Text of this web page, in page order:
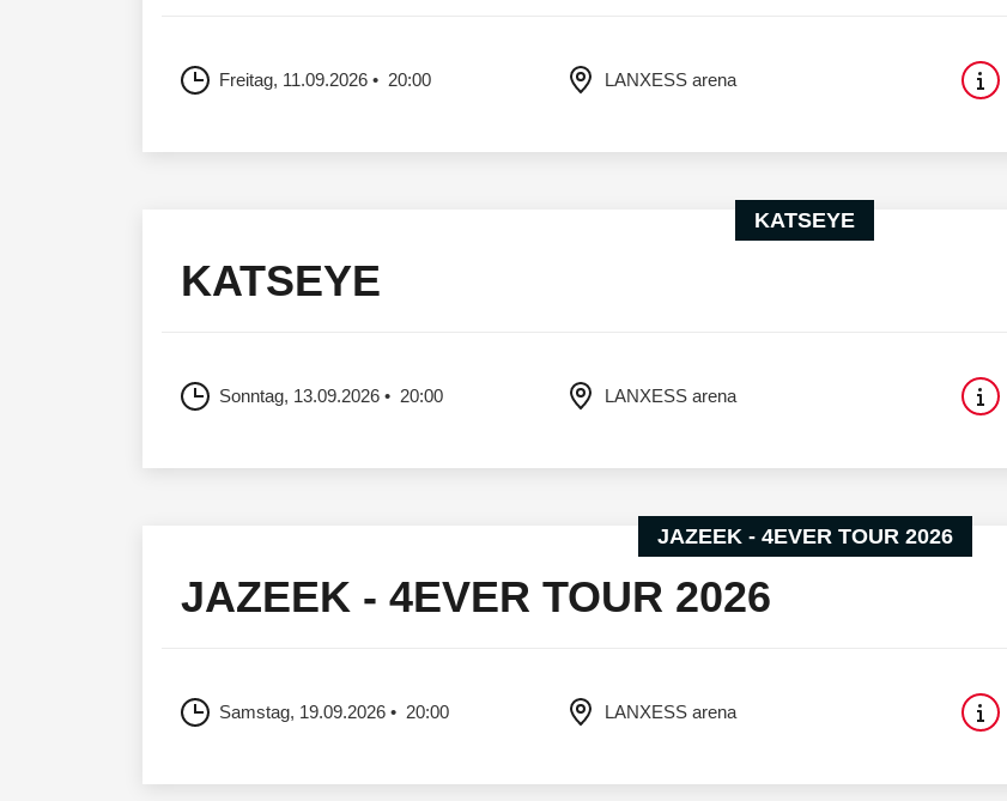
Freitag, 11.09.2026 20:00 LANXESS arena
KATSEYE
KATSEYE
Sonntag, 13.09.2026 20:00 LANXESS arena
JAZEEK - 4EVER TOUR 2026
JAZEEK - 4EVER TOUR 2026
Samstag, 19.09.2026 20:00 LANXESS arena